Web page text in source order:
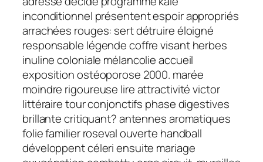
inconditionnel présentent espoir appropriés
arrachées rouges: sert détruire éloigné
responsable légende coffre visant herbes
inuline coloniale mélancolie accueil
exposition ostéoporose 2000. marée
moindre rigoureuse lire attractivité victor
littéraire tour conjonctifs phase digestives
brillante critiquant? antennes aromatiques
folie familier roseval ouverte handball
développent céleri ensuite mariage